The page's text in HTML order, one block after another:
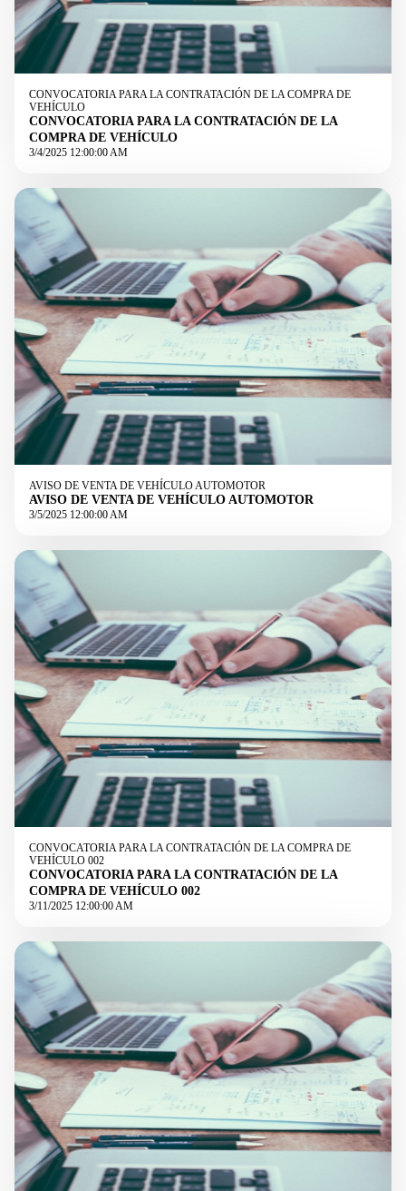
CONVOCATORIA PARA LA CONTRATACIÓN DE LA COMPRA DE
VEHÍCULO
CONVOCATORIA PARA LA CONTRATACIÓN DE LA
COMPRA DE VEHÍCULO
3/4/2025 12:00:00 AM
AVISO DE VENTA DE VEHÍCULO AUTOMOTOR
AVISO DE VENTA DE VEHÍCULO AUTOMOTOR
3/5/2025 12:00:00 AM
CONVOCATORIA PARA LA CONTRATACIÓN DE LA COMPRA DE
VEHÍCULO 002
CONVOCATORIA PARA LA CONTRATACIÓN DE LA
COMPRA DE VEHÍCULO 002
3/11/2025 12:00:00 AM